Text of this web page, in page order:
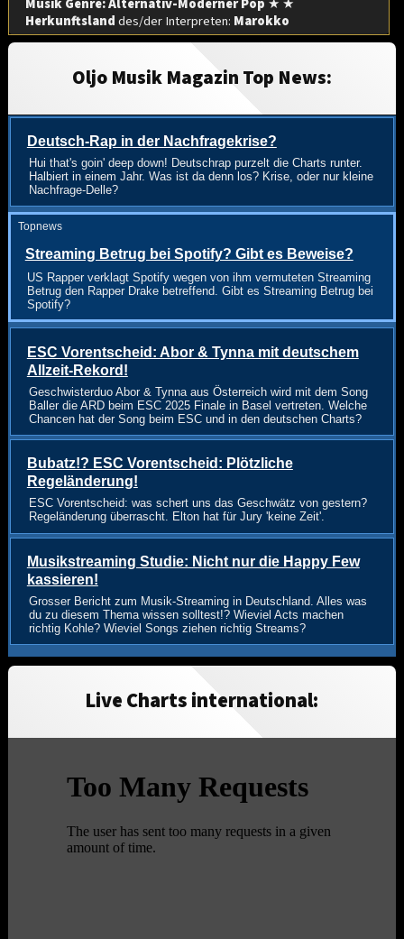
Herkunftslanddes/der Interpreten: Marokko
Oljo Musik Magazin Top News:
Deutsch-Rap in der Nachfragekrise?
Hui that's goin' deep down! Deutschrap purzelt die Charts runter.
Halbiert in einem Jahr. Was ist da denn los? Krise, oder nur kleine
Nachfrage-Delle?
Topnews
Streaming Betrug bei Spotify? Gibt es Beweise?
US Rapper verklagt Spotify wegen von ihm vermuteten Streaming
Betrug den Rapper Drake betreffend. Gibt es Streaming Betrug bei
Spotify?
ESC Vorentscheid: Abor & Tynna mit deutschem
Allzeit-Rekord!
Geschwisterduo Abor & Tynna aus Österreich wird mit dem Song
Baller die ARD beim ESC 2025 Finale in Basel vertreten. Welche
Chancen hat der Song beim ESC und in den deutschen Charts?
Bubatz!? ESC Vorentscheid: Plötzliche
Regeländerung!
ESC Vorentscheid: was schert uns das Geschwätz von gestern?
Regeländerung überrascht. Elton hat für Jury 'keine Zeit'.
Musikstreaming Studie: Nicht nur die Happy Few
kassieren!
Grosser Bericht zum Musik-Streaming in Deutschland. Alles was
du zu diesem Thema wissen solltest!? Wieviel Acts machen
richtig Kohle? Wieviel Songs ziehen richtig Streams?
Live Charts international: